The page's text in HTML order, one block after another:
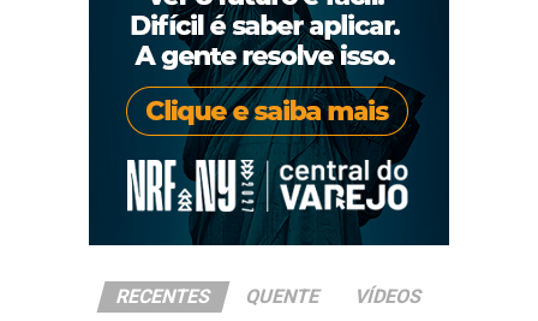
RECENTES QUENTE VÍDEOS